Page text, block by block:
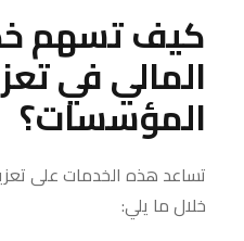
كيف تسهم
المالي في
المؤسسات؟
تساعد هذه الخدمات على
خلال ما يلي: